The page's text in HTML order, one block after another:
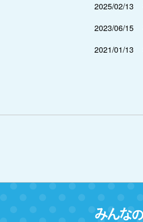
2025/02/13
2023/06/15
2021/01/13